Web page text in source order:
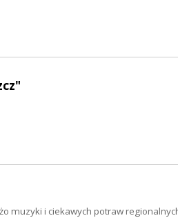
muzyki i ciekawych potraw